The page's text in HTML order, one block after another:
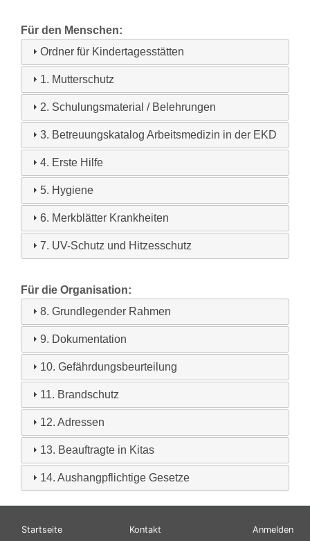
Für den Menschen:
Ordner für Kindertagesstätten
1. Mutterschutz
2. Schulungsmaterial / Belehrungen
3. Betreuungskatalog Arbeitsmedizin in der EKD
4. Erste Hilfe
5. Hygiene
6. Merkblätter Krankheiten
7. UV-Schutz und Hitzesschutz
Für die Organisation:
8. Grundlegender Rahmen
9. Dokumentation
10. Gefährdungsbeurteilung
11. Brandschutz
12. Adressen
13. Beauftragte in Kitas
14. Aushangpflichtige Gesetze
Hauptnavigation
Startseite Fußbereichsmenü
Kontakt Anmelden